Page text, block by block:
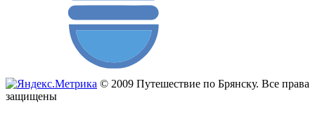
© 2009 Путешествие по Брянску. Все права
защищены